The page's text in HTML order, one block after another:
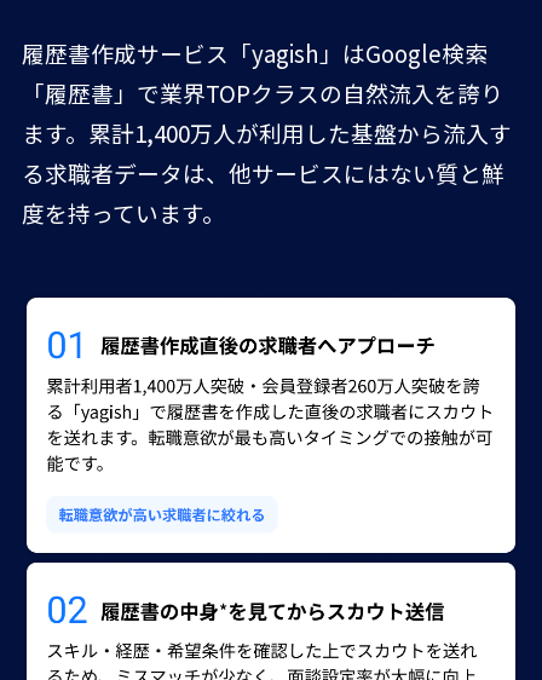
履歴書作成サービス「yagish」はGoogle検索
「履歴書」で業界TOPクラスの自然流入を誇り
ます。累計1,400万人が利用した基盤から流入す
る求職者データは、他サービスにはない質と鮮
度を持っています。